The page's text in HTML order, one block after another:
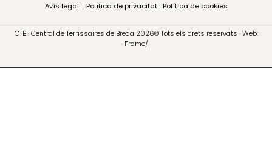
Avís legal Política de privacitat Política de cookies
CTB · Central de Terrissaires de Breda 2026© Tots els drets reservats · Web:
Frame/